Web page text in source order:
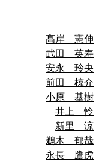
髙岸 憲伸
武田 英寿
安永 玲央
前田 椋介
小原 基樹
井上 怜
新里 涼
鵜木 郁哉
永長 鷹虎